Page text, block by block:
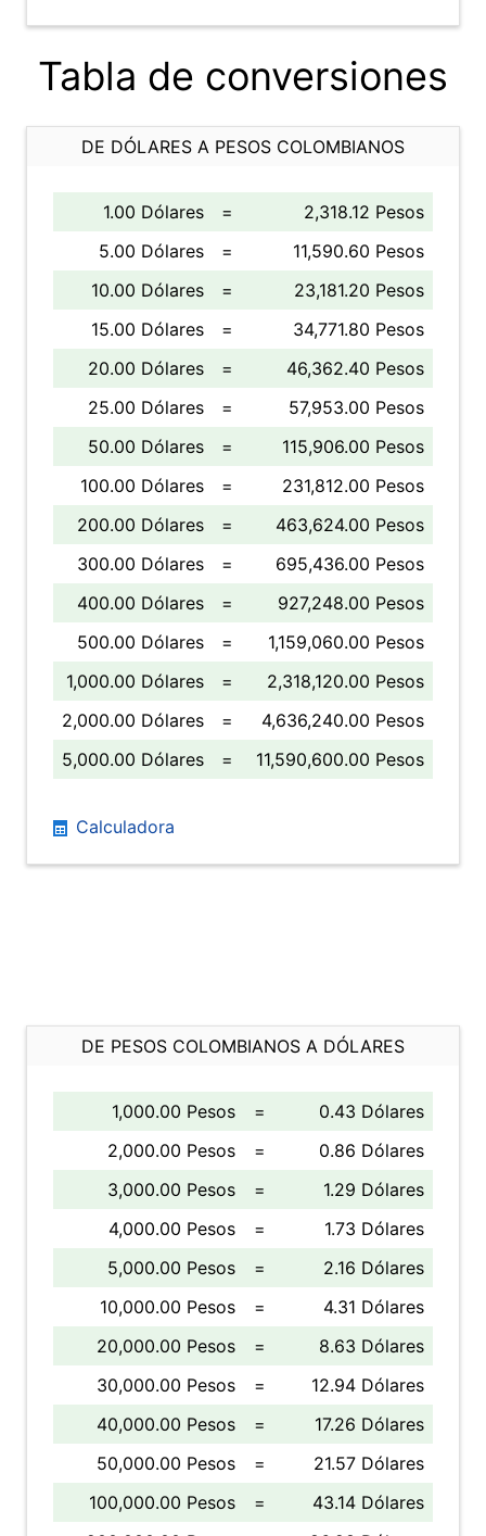
Tabla de conversiones
DE DÓLARES A PESOS COLOMBIANOS
1.00 Dólares =
2,318.12 Pesos
5.00 Dólares
=
11,590.60 Pesos
10.00 Dólares
=
23,181.20 Pesos
15.00 Dólares
=
34,771.80 Pesos
20.00 Dólares
=
46,362.40 Pesos
25.00 Dólares
=
57,953.00 Pesos
50.00 Dólares
=
115,906.00 Pesos
100.00 Dólares
=
231,812.00 Pesos
200.00 Dólares
=
463,624.00 Pesos
300.00 Dólares
=
695,436.00 Pesos
400.00 Dólares
=
927,248.00 Pesos
500.00 Dólares
=
1,159,060.00 Pesos
1,000.00 Dólares
=
2,318,120.00 Pesos
2,000.00 Dólares
=
4,636,240.00 Pesos
5,000.00 Dólares
= 11,590,600.00 Pesos
Calculadora
DE PESOS COLOMBIANOS A DÓLARES
1,000.00 Pesos =
0.43 Dólares
2,000.00 Pesos
=
0.86 Dólares
3,000.00 Pesos
=
1.29 Dólares
4,000.00 Pesos
=
1.73 Dólares
5,000.00 Pesos
=
2.16 Dólares
10,000.00 Pesos
=
4.31 Dólares
20,000.00 Pesos
=
8.63 Dólares
30,000.00 Pesos
=
12.94 Dólares
40,000.00 Pesos
=
17.26 Dólares
50,000.00 Pesos
=
21.57 Dólares
100,000.00 Pesos
=
43.14 Dólares